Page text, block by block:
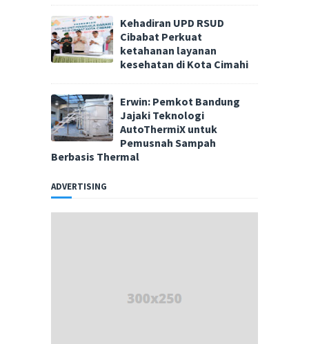
Kehadiran UPD RSUD
Cibabat Perkuat
ketahanan layanan
kesehatan di Kota Cimahi
Erwin: Pemkot Bandung
Jajaki Teknologi
AutoThermiX untuk
Pemusnah Sampah
Berbasis Thermal
ADVERTISING